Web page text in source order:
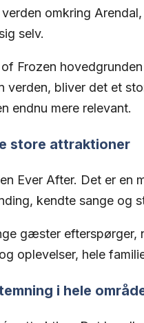
omkring
selv.
Frozen
verden, bliver det et
endnu mere relevant.
store attraktioner
Ever After. Det er
kendte sange og
gæster
oplevelser, hele
i hele